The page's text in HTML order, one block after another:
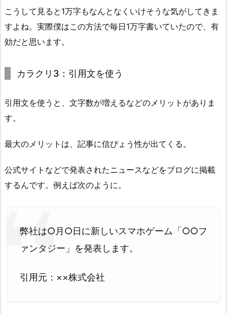
こうして見ると1万字もなんとなくいけそうな気がしてきま
すよね。実際僕はこの方法で毎日1万字書いていたので、有
効だと思います。
カラクリ3：引用文を使う
引用文を使うと、文字数が増えるなどのメリットがありま
す。
最大のメリットは、記事に信ぴょう性が出てくる。
公式サイトなどで発表されたニュースなどをブログに掲載
するんです。例えば次のように。
弊社は○月○日に新しいスマホゲーム「○○フ
ァンタジー」を発表します。
引用元：××株式会社